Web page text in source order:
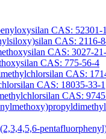
CAS: 52301-
CAS: 2116-
CAS: 3027-
CAS: 775-56-4
CAS:
CAS: 18035-33-1
CAS: